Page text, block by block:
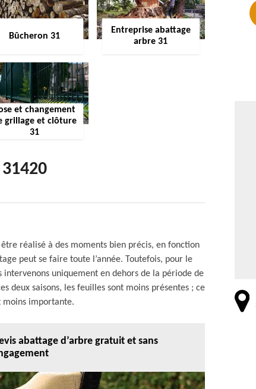
Bûcheron 31
Entreprise abattage
arbre 31
et changement
grillage et clôture
31
réalisé à des moments bien précis, en fonction
peut se faire toute l’année. Toutefois, pour le
intervenons uniquement en dehors de la période de
deux saisons, les feuilles sont moins présentes ; ce
moins importante.
abattage d’arbre gratuit et sans